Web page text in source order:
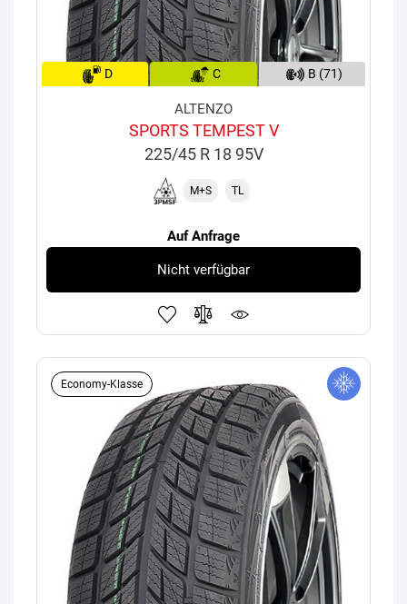
D C B (71)
ALTENZO
SPORTS TEMPEST V
225/45 R 18 95V
M+S TL
Auf Anfrage
Nicht verfügbar
Economy-Klasse